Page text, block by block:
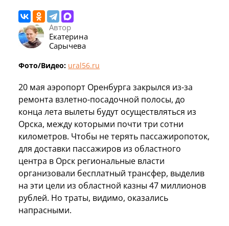
Автор
Екатерина
Сарычева
Фото/Видео: ural56.ru
20 мая аэропорт Оренбурга закрылся из-за
ремонта взлетно-посадочной полосы, до
конца лета вылеты будут осуществляться из
Орска, между которыми почти три сотни
километров. Чтобы не терять пассажиропоток,
для доставки пассажиров из областного
центра в Орск региональные власти
организовали бесплатный трансфер, выделив
на эти цели из областной казны 47 миллионов
рублей. Но траты, видимо, оказались
напрасными.